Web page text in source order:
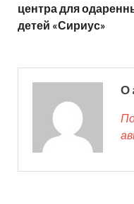
центра для
детей «Сириус»
О